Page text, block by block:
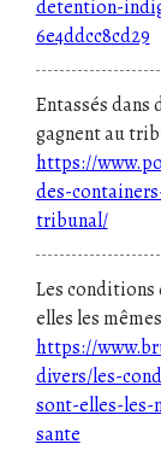
detention-
6e4ddcc8cd29
Entassés dans
gagnent au
https://
des-
tribunal/
Les conditions
elles les
https://
divers/les-
sont-elles-les-
sante